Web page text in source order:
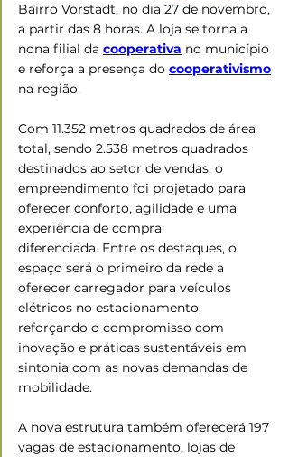
Bairro Vorstadt, no dia 27 de novembro,
a partir das 8 horas. A loja se torna a
nona filial da cooperativa no município
e reforça a presença do cooperativismo
na região.
Com 11.352 metros quadrados de área
total, sendo 2.538 metros quadrados
destinados ao setor de vendas, o
empreendimento foi projetado para
oferecer conforto, agilidade e uma
experiência de compra
diferenciada. Entre os destaques, o
espaço será o primeiro da rede a
oferecer carregador para veículos
elétricos no estacionamento,
reforçando o compromisso com
inovação e práticas sustentáveis em
sintonia com as novas demandas de
mobilidade.
A nova estrutura também oferecerá 197
vagas de estacionamento, lojas de